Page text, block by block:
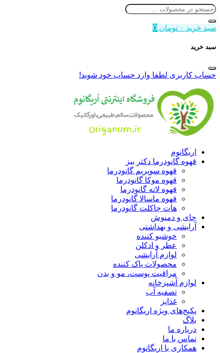
سبد خرید ۰ تومان 0
سبد خرید
حساب کاربری لطفا وارد حساب خود شوید!
اریگانوم
قهوه گانودرما دکتر بیز
قهوه سوپریم گانودرما
قهوه موکا گانودرما
قهوه لاته گانودرما
قهوه ماسالا گانودرما
هات چاکلت گانودرما
چای و دمنوش
آرایشی و بهداشتی
خوشبو کننده
عطر و ادکلن
لوازم آرایشی
محصولات پاک کننده
مراقبت پوست، مو و بدن
لوازم آشپزخانه
تصفیه آب
غذاپز
پکیج‌های ویژه اریگانوم
بلاگ
درباره ما
تماس با ما
همکاری با اریگانوم